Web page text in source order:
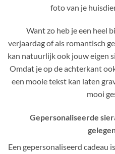
foto van je
Want zo heb je een heel
verjaardag of als romantisch
kan natuurlijk ook jouw eigen
Omdat je op de achterkant
een mooie tekst kan laten
mooi
Gepersonaliseerde
Een gepersonaliseerd cadeau